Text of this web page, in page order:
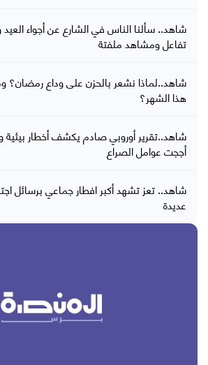
شاهد.. سألنا الناس في الشارع عن أجواء
تفاعل ومشاهد ملفتة
شاهد..لماذا نشعر بالحزن على وداع رمضان؟
هذا الشهر؟
شاهد..تقرير أوروبي صادم يكشف أخطار بيئية
أججت عوامل الصراع
شاهد.. تعز تشهد أكبر افطار جماعي برسائل
عديدة